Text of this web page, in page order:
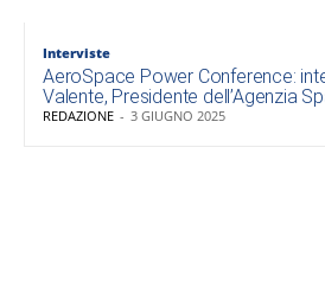
Interviste
AeroSpace Power Conference:
Valente, Presidente dell’Agenzia
REDAZIONE - 3 GIUGNO 2025